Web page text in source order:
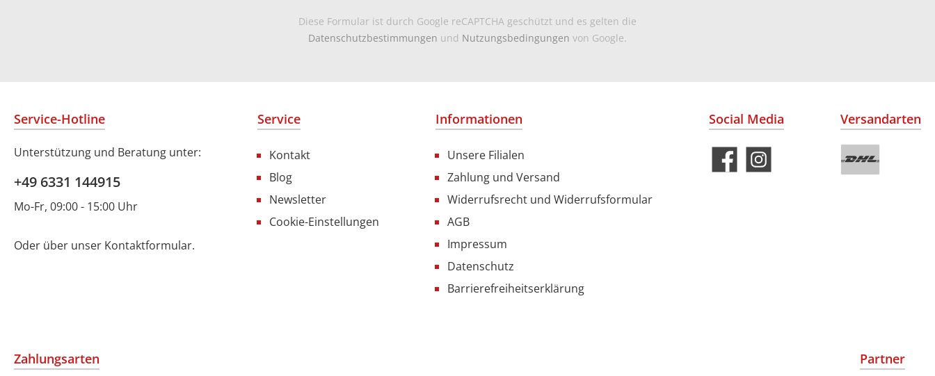
Diese Formular ist durch Google reCAPTCHA geschützt und es gelten die
Datenschutzbestimmungen und Nutzungsbedingungen von Google.
Service-Hotline
Unterstützung und Beratung unter:
+49 6331 144915
Mo-Fr, 09:00 - 15:00 Uhr
Oder über unser Kontaktformular.
Service
Kontakt
Blog
Newsletter
Cookie-Einstellungen
Informationen
Unsere Filialen
Zahlung und Versand
Widerrufsrecht und Widerrufsformular
AGB
Impressum
Datenschutz
Barrierefreiheitserklärung
Social Media Versandarten
Zahlungsarten Partner